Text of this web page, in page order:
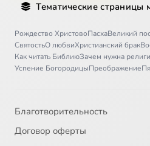
Тематические страницы
Рождество ХристовоПасхаВеликий
СвятостьО любвиХристианский брак
Как читать БиблиюЗачем нужна
Успение БогородицыПреображение
Благотворительность
Договор оферты